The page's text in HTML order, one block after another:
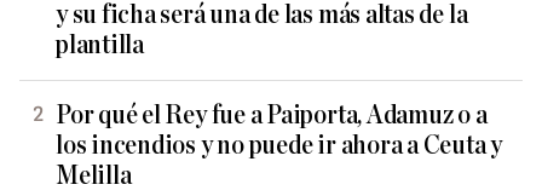
y su ficha será una de las más altas de la
plantilla
Por qué el Rey fue a Paiporta, Adamuz o a
los incendios y no puede ir ahora a Ceuta y
Melilla